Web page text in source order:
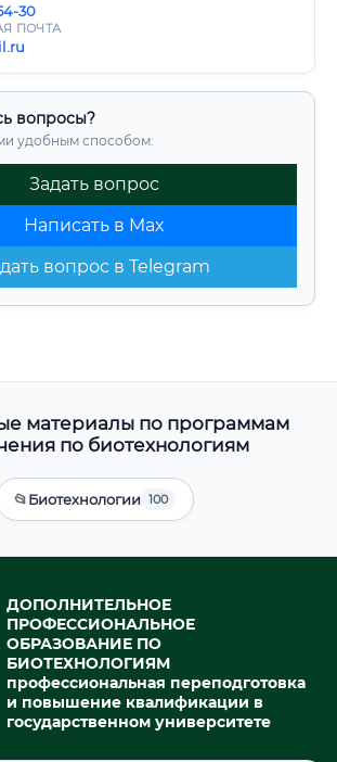
30
ПОЧТА
вопросы?
удобным способом:
Задать вопрос
Написать в Max
вопрос в Telegram
материалы по программам
по биотехнологиям
📂Биотехнологии 100
ДОПОЛНИТЕЛЬНОЕ
ПРОФЕССИОНАЛЬНОЕ
ОБРАЗОВАНИЕ ПО
БИОТЕХНОЛОГИЯМ
профессиональная переподготовка
и повышение квалификации в
государственном университете